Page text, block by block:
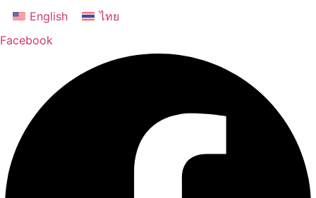
Skip
content
English
ไทย
Facebook